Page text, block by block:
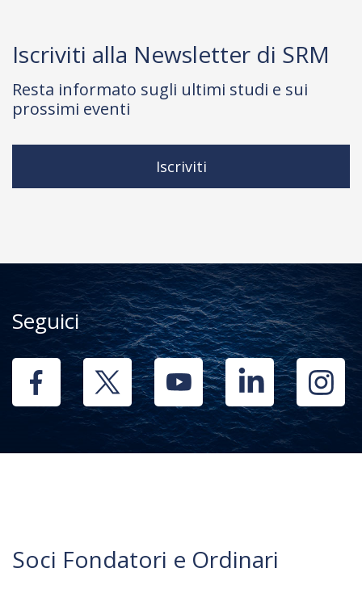
Iscriviti alla Newsletter di SRM
Resta informato sugli ultimi studi e sui
prossimi eventi
Iscriviti
Seguici
Soci Fondatori e Ordinari